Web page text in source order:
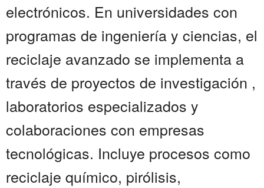
electrónicos. En universidades con
programas de ingeniería y ciencias, el
reciclaje avanzado se implementa a
través de proyectos de investigación ,
laboratorios especializados y
colaboraciones con empresas
tecnológicas. Incluye procesos como
reciclaje químico, pirólisis,